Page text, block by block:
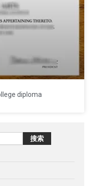
diploma
搜索